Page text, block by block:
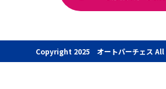
Copyright 2025 オートパーチェス All